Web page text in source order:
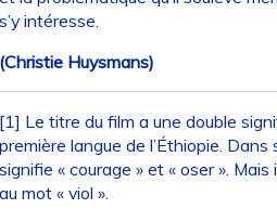
intéresse.
Huysmans)
Le titre du film a une double
langue de l’Éthiopie. Dans
« courage » et « oser ».
mot « viol ».